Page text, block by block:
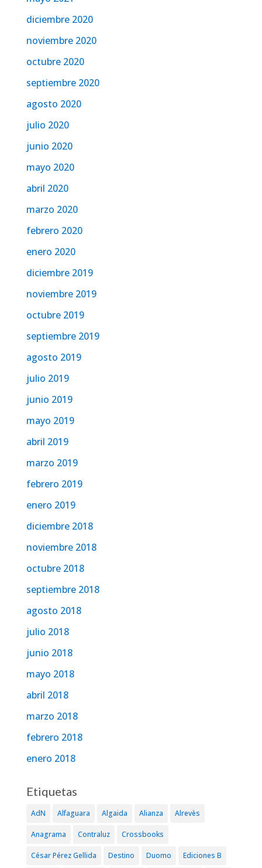
diciembre 2020
noviembre 2020
octubre 2020
septiembre 2020
agosto 2020
julio 2020
junio 2020
mayo 2020
abril 2020
marzo 2020
febrero 2020
enero 2020
diciembre 2019
noviembre 2019
octubre 2019
septiembre 2019
agosto 2019
julio 2019
junio 2019
mayo 2019
abril 2019
marzo 2019
febrero 2019
enero 2019
diciembre 2018
noviembre 2018
octubre 2018
septiembre 2018
agosto 2018
julio 2018
junio 2018
mayo 2018
abril 2018
marzo 2018
febrero 2018
enero 2018
Etiquetas
AdN Alfaguara Algaida Alianza Alrevès
Anagrama Contraluz Crossbooks
César Pérez Gellida Destino Duomo Ediciones B